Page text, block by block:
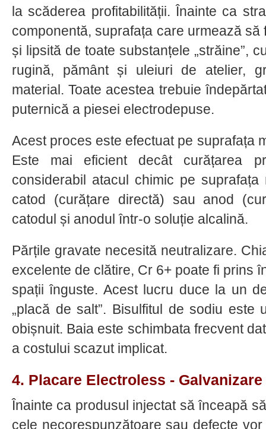
la scăderea profitabilității. Înainte ca
componentă, suprafața care urmează
și lipsită de toate substanțele „străine”,
rugină, pământ și uleiuri de atelier,
material. Toate acestea trebuie
puternică a piesei electrodepuse.
Acest proces este efectuat pe suprafața
Este mai eficient decât curățarea
considerabil atacul chimic pe suprafața
catod (curățare directă) sau anod
catodul și anodul într-o soluție alcalină.
Părțile gravate necesită neutralizare.
excelente de clătire, Cr 6+ poate fi prins
spații înguste. Acest lucru duce la un
„placă de salt”. Bisulfitul de sodiu este
obișnuit. Baia este schimbata frecvent
a costului scazut implicat.
4. Placare Electroless -
Înainte ca produsul injectat să înceapă
cele necorespunzătoare sau defecte